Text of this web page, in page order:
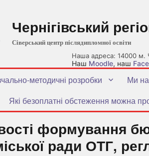
Наша адреса: 14000 м.
Наш Moodle, наш
Чернігівський
Сіверський центр післядипломної освіти
методичні розробки Ми
Які безоплатні обстеження можна
формування
ради ОТГ,